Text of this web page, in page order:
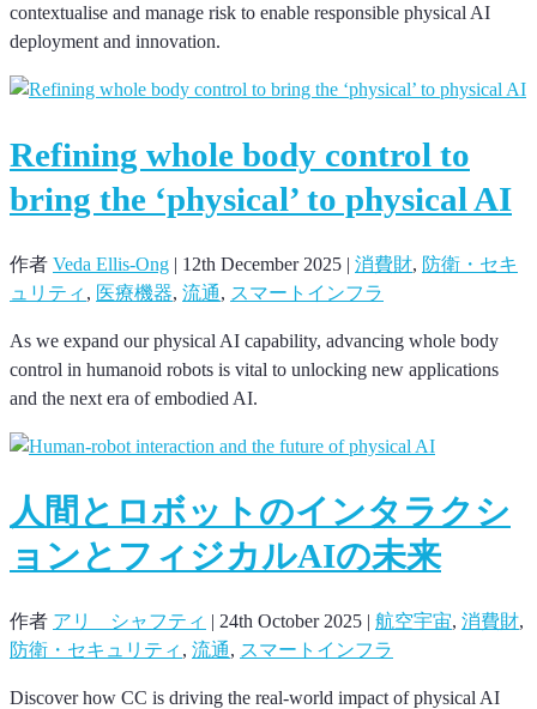
contextualise and manage risk to enable responsible physical AI
deployment and innovation.
Refining whole body control to
bring the ‘physical’ to physical AI
作者 Veda Ellis-Ong | 12th December 2025 | 消費財, 防衛・セキ
ュリティ , 医療機器, 流通, スマートインフラ
As we expand our physical AI capability, advancing whole body
control in humanoid robots is vital to unlocking new applications
and the next era of embodied AI.
人間とロボットのインタラクシ
ョンとフィジカルAIの未来
作者 アリ シャフティ | 24th October 2025 | 航空宇宙, 消費財,
防衛・セキュリティ , 流通, スマートインフラ
Discover how CC is driving the real-world impact of physical AI